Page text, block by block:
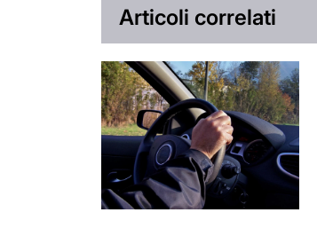
Articoli correlati